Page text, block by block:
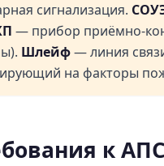
сигнализация.
— прибор приёмно-
Шлейф— линия
на факторы
к